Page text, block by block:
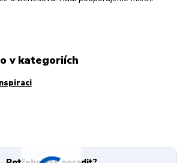
v kategoriích